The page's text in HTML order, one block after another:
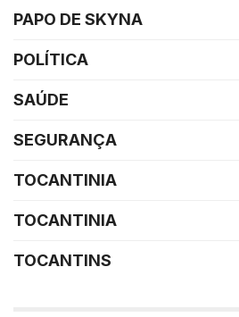
PAPO DE SKYNA
POLÍTICA
SAÚDE
SEGURANÇA
TOCANTINIA
TOCANTINIA
TOCANTINS